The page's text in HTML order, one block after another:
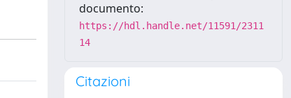
documento:
https://hdl.handle.net/11591/2311
14
Citazioni